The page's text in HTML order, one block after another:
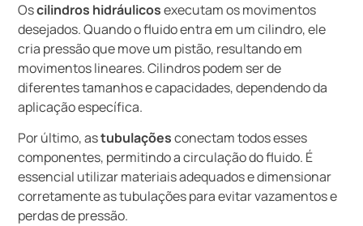
Oscilindros hidráulicosexecutam os movimentos
desejados. Quando o fluido entra em um cilindro, ele
cria pressão que move um pistão, resultando em
movimentos lineares. Cilindros podem ser de
diferentes tamanhos e capacidades, dependendo da
aplicação específica.
Por último, astubulaçõesconectam todos esses
componentes, permitindo a circulação do fluido. É
essencial utilizar materiais adequados e dimensionar
corretamente as tubulações para evitar vazamentos e
perdas de pressão.